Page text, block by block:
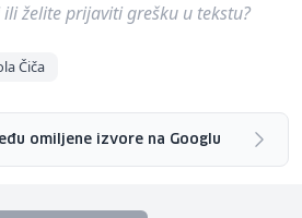
želite prijaviti grešku u tekstu?
Čiča
omiljene izvore na Googlu